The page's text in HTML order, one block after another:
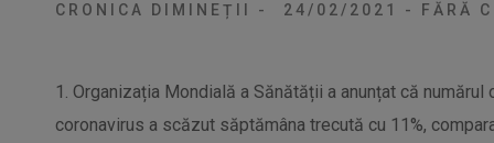
CRONICA DIMINEȚII - 24/02/2021 - FĂRĂ
1. Organizația Mondială a Sănătății a anunțat că
coronavirus a scăzut săptămâna trecută cu 11%,